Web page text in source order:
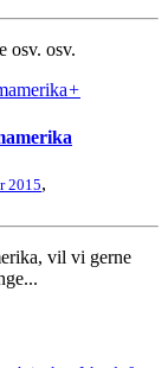
osv. osv.
+
2015,
vil vi gerne